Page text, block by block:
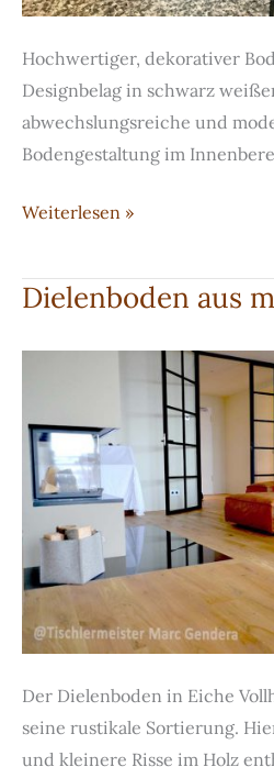
Hochwertiger, dekorativer
Designbelag in schwarz
abwechslungsreiche und
Bodengestaltung im
Dekorativer
Weiterlesen »
Dielenboden aus
Der Dielenboden in Eiche
seine rustikale Sortierung.
und kleinere Risse im Holz